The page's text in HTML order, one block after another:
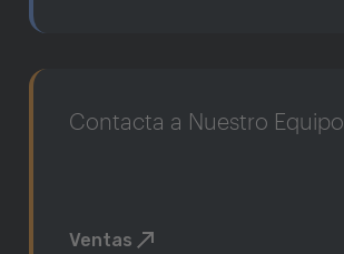
Contacta a Nuestro Equipo
Ventas